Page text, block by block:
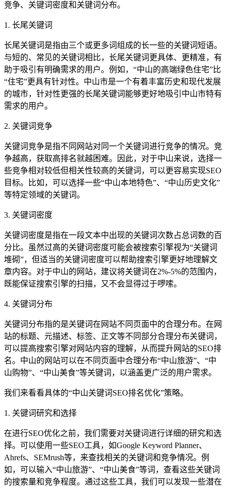
竞争、关键词密度和关键词分布。
1. 长尾关键词
长尾关键词是指由三个或更多词组成的长一些的关键词短语。
与短的、常见的关键词相比，长尾关键词更具体、更精准，有
助于吸引有明确需求的用户。例如，“中山的高端绿色住宅”比
“住宅”更具有针对性。中山市是一个有着丰富历史和现代发展
的城市，针对性更强的长尾关键词能够更好地吸引中山市特有
需求的用户。
2. 关键词竞争
关键词竞争是指不同网站对同一个关键词进行竞争的情况。竞
争越高，获取高排名就越困难。因此，对于中山来说，选择一
些竞争相对较低但相关性较高的关键词，可以更容易实现SEO
目标。比如，可以选择一些“中山本地特色”、“中山历史文化”
等特定领域的关键词。
3. 关键词密度
关键词密度是指在一段文本中出现的关键词次数占总词数的百
分比。虽然过高的关键词密度可能会被搜索引擎视为“关键词
堆砌”，但适当的关键词密度可以帮助搜索引擎更好地理解文
章内容。对于中山的网站，建议将关键词在2%-5%的范围内，
既能保证搜索引擎的扫描，又不会显得过于啰嗦。
4. 关键词分布
关键词分布指的是关键词在网站不同页面中的合理分布。在网
站的标题、元描述、标签、正文等不同部分合理分布关键词，
可以提高搜索引擎对网站内容的理解，从而提升网站的SEO排
名。中山的网站可以在不同页面中合理分布“中山旅游”、“中
山购物”、“中山美食”等关键词，以涵盖更广泛的用户需求。
我们来看看具体的“中山关键词SEO排名优化”策略。
1. 关键词研究和选择
在进行SEO优化之前，我们需要对关键词进行详细的研究和选
择。可以使用一些SEO工具，如Google Keyword Planner、
Ahrefs、SEMrush等，来查找相关的关键词和竞争情况。例
如，可以输入“中山旅游”、“中山美食”等词，查看这些关键词
的搜索量和竞争程度。通过这些工具，我们可以发现一些潜在